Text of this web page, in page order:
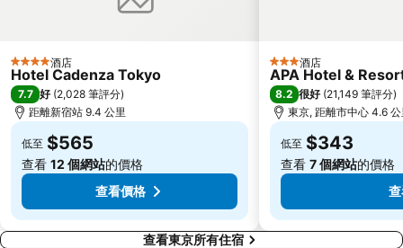
水道橋站
Shinjuku-gyoemmae Metro Station
Shinagawa
Hamamatsucho station
Nishi-Kasai Metro Station
Fujisawa Station
Shimbashi Metro Station
Chiba Station
Toyosu Station
4 星級 酒店
Hotel Cadenza Tokyo
7.7 好 (2,028 筆評分)
距離新宿站 9.4 公里
低至 $565
查看 12 個網站的價格
查看價格
3 星級酒店
APA Hotel &
8.2 很好 (21,149 筆評分)
東京, 距離市中心 4.6
低至 $343
查看 7 個網站的價格
查看東京所有住宿